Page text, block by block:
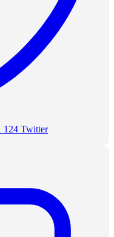
124 Twitter